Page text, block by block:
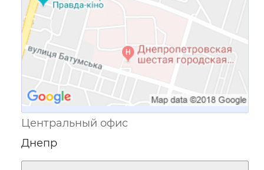
Центральный офис
Днепр